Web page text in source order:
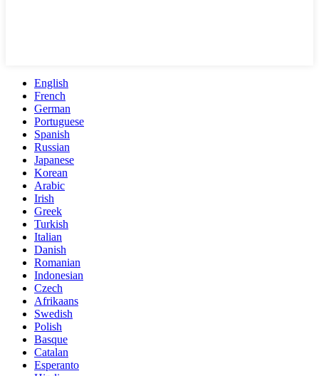
English
French
German
Portuguese
Spanish
Russian
Japanese
Korean
Arabic
Irish
Greek
Turkish
Italian
Danish
Romanian
Indonesian
Czech
Afrikaans
Swedish
Polish
Basque
Catalan
Esperanto